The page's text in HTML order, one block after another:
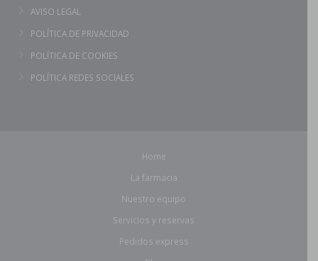
AVISO LEGAL
POLÍTICA DE PRIVACIDAD
POLÍTICA DE COOKIES
POLÍTICA REDES SOCIALES
Home
La farmacia
Nuestro equipo
Servicios y reservas
Pedidos express